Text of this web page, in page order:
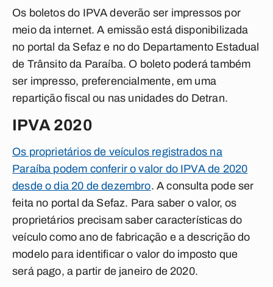
Os boletos do IPVA deverão ser impressos por
meio da internet. A emissão está disponibilizada
no portal da Sefaz e no do Departamento Estadual
de Trânsito da Paraíba. O boleto poderá também
ser impresso, preferencialmente, em uma
repartição fiscal ou nas unidades do Detran.
IPVA 2020
Os proprietários de veículos registrados na
Paraíba podem conferir o valor do IPVA de 2020
desde o dia 20 de dezembro. A consulta pode ser
feita no portal da Sefaz. Para saber o valor, os
proprietários precisam saber características do
veículo como ano de fabricação e a descrição do
modelo para identificar o valor do imposto que
será pago, a partir de janeiro de 2020.